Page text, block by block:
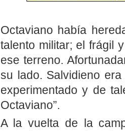
Octaviano había
talento militar; el frágil
ese terreno.
su lado. Salvidieno
experimentado y de
Octaviano”.
A la vuelta de la